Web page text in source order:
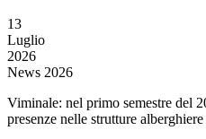
13
Luglio
2026
News 2026
Viminale: nel primo semestre del
presenze nelle strutture alberghiere